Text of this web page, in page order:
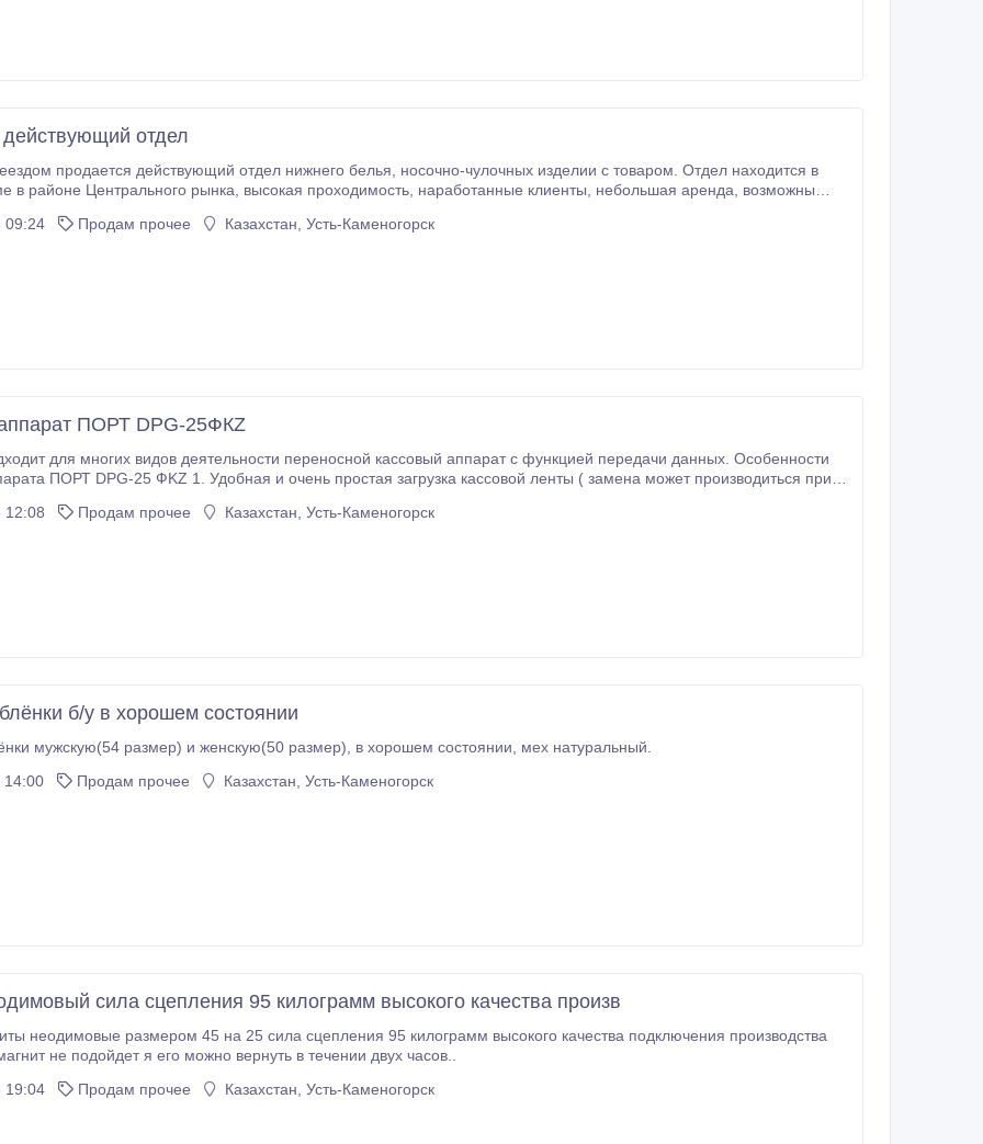
действующий отдел
действующий отдел нижнего белья, носочно-чулочных изделии с товаром. Отдел находится в
рынка, высокая проходимость, наработанные клиенты, небольшая аренда, возможны
09:24
Продам прочее Казахстан, Усть-Каменогорск
ПОРТ DPG-25ФКZ
для многих видов деятельности переносной кассовый аппарат с функцией передачи данных. Особенности
ПОРТ DPG-25 ФKZ 1. Удобная и очень простая загрузка кассовой ленты ( замена может производиться при
12:08
Продам прочее Казахстан, Усть-Каменогорск
б/у в хорошем состоянии
Продам дублёнки мужскую(54 размер) и женскую(50 размер), в хорошем состоянии, мех натуральный.
14:00
Продам прочее Казахстан, Усть-Каменогорск
сила сцепления 95 килограмм высокого качества произв
неодимовые размером 45 на 25 сила сцепления 95 килограмм высокого качества подключения производства
не подойдет я его можно вернуть в течении двух часов..
19:04
Продам прочее Казахстан, Усть-Каменогорск